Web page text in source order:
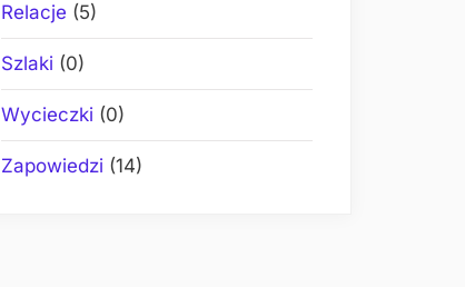
Relacje (5)
Szlaki (0)
Wycieczki (0)
Zapowiedzi (14)